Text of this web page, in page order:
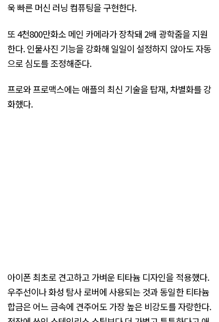
욱 빠른 머신 러닝 컴퓨팅을 구현한다.
또 4천800만화소 메인 카메라가 장착돼 2배 광학줌을 지원
한다. 인물사진 기능을 강화해 일일이 설정하지 않아도 자동
으로 심도를 조정해준다.
프로와 프로맥스에는 애플의 최신 기술을 탑재, 차별화를 강
화했다.
아이폰 최초로 견고하고 가벼운 티타늄 디자인을 적용했다.
우주선이나 화성 탐사 로버에 사용되는 것과 동일한 티타늄
합금은 어느 금속에 견주어도 가장 높은 비강도를 자랑한다.